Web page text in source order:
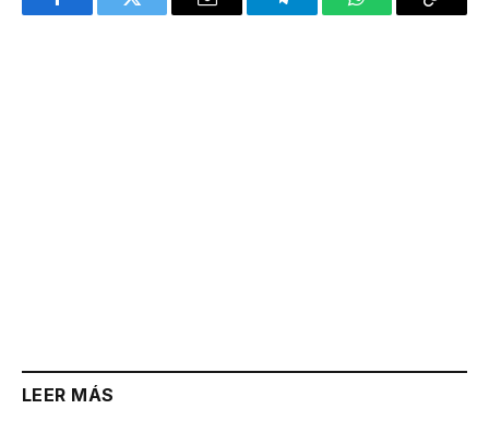
FacebookTwitter Email TelegramWhatsAppCopy
LEER MÁS